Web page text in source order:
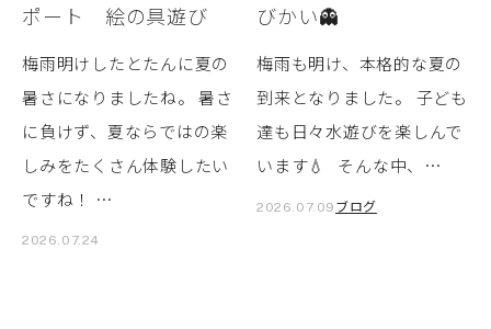
ポート 絵の具遊び
梅雨明けしたとたんに夏の
暑さになりましたね。 暑さ
に負けず、夏ならではの楽
しみをたくさん体験したい
ですね！ …
2026.07.24
びかい👻
梅雨も明け、本格的な夏の
到来となりました。 子ども
達も日々水遊びを楽しんで
います💧 そんな中、…
2026.07.09 ブログ